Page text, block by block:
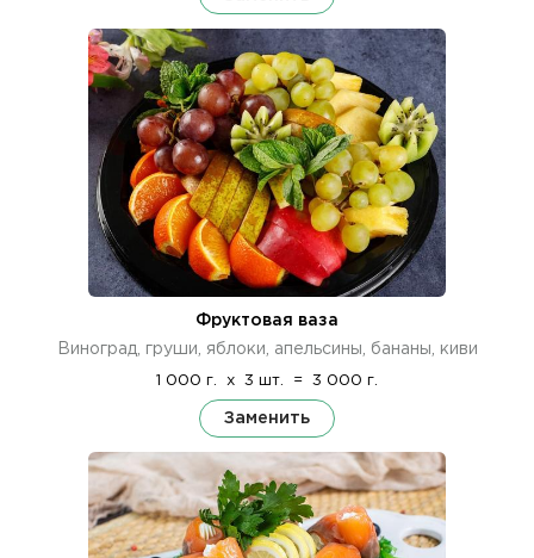
Фруктовая ваза
Виноград, груши, яблоки, апельсины, бананы, киви
1 000 г. x 3 шт. = 3 000 г.
Заменить